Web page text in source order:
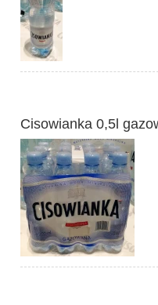
Cisowianka 0,5l